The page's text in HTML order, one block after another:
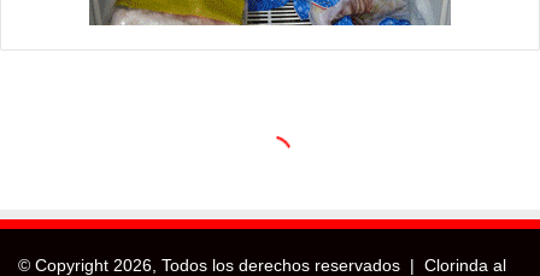
© Copyright 2026, Todos los derechos reservados | Clorinda al